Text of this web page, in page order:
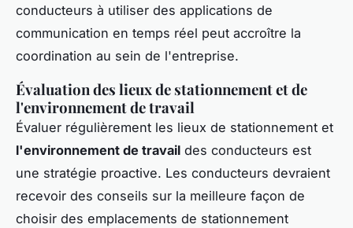
conducteurs à utiliser des applications de
communication en temps réel peut accroître la
coordination au sein de l'entreprise.
Évaluation des lieux de stationnement et de
l'environnement de travail
Évaluer régulièrement les lieux de stationnement et
l'environnement de travail des conducteurs est
une stratégie proactive. Les conducteurs devraient
recevoir des conseils sur la meilleure façon de
choisir des emplacements de stationnement